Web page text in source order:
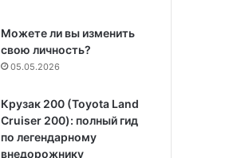
Можете ли вы изменить
свою личность?
05.05.2026
Крузак 200 (Toyota Land
Cruiser 200): полный гид
по легендарному
внедорожнику